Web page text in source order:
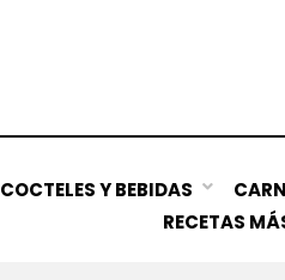
COCTELES Y BEBIDAS
RECETAS